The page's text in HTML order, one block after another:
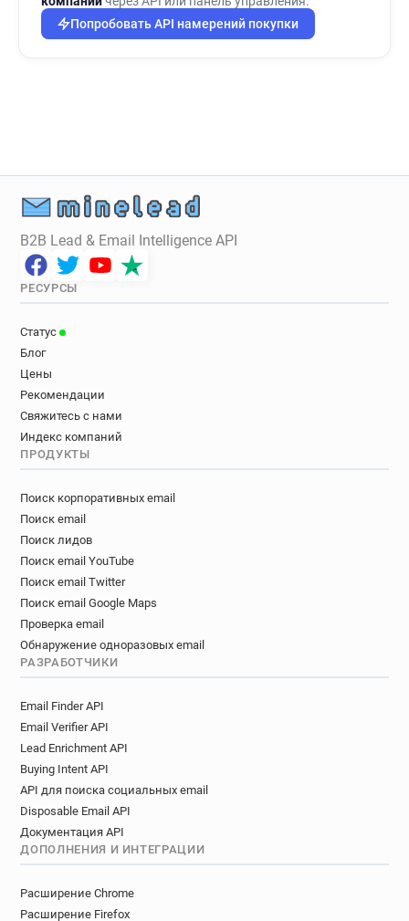
Попробовать API намерений покупки
B2B Lead & Email Intelligence API
РЕСУРСЫ
Статус
Блог
Цены
Рекомендации
Свяжитесь с нами
Индекс компаний
ПРОДУКТЫ
Поиск корпоративных email
Поиск email
Поиск лидов
Поиск email YouTube
Поиск email Twitter
Поиск email Google Maps
Проверка email
Обнаружение одноразовых email
РАЗРАБОТЧИКИ
Email Finder API
Email Verifier API
Lead Enrichment API
Buying Intent API
API для поиска социальных email
Disposable Email API
Документация API
ДОПОЛНЕНИЯ И ИНТЕГРАЦИИ
Расширение Chrome
Расширение Firefox